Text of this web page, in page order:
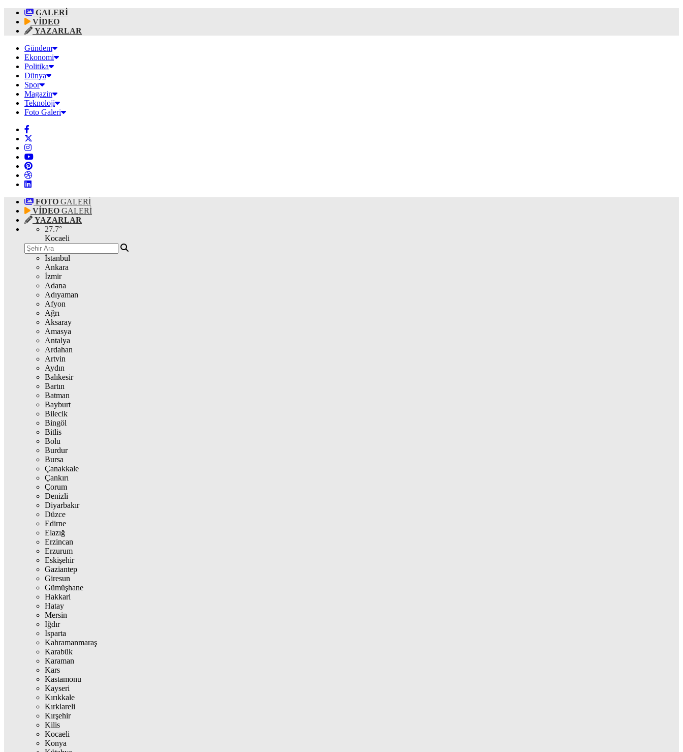
GALERİ
VİDEO
YAZARLAR
Gündem
Ekonomi
Politika
Dünya
Spor
Magazin
Teknoloji
Foto Galeri
FOTO GALERİ
VİDEO GALERİ
YAZARLAR
27.7°
Kocaeli
İstanbul
Ankara
İzmir
Adana
Adıyaman
Afyon
Ağrı
Aksaray
Amasya
Antalya
Ardahan
Artvin
Aydın
Balıkesir
Bartın
Batman
Bayburt
Bilecik
Bingöl
Bitlis
Bolu
Burdur
Bursa
Çanakkale
Çankırı
Çorum
Denizli
Diyarbakır
Düzce
Edirne
Elazığ
Erzincan
Erzurum
Eskişehir
Gaziantep
Giresun
Gümüşhane
Hakkari
Hatay
Mersin
Iğdır
Isparta
Kahramanmaraş
Karabük
Karaman
Kars
Kastamonu
Kayseri
Kırıkkale
Kırklareli
Kırşehir
Kilis
Kocaeli
Konya